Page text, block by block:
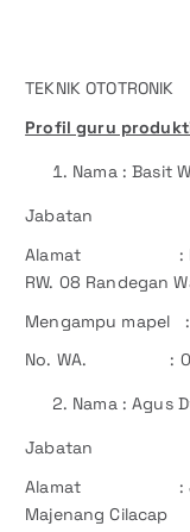
TEKNIK OTOTRONIK
Profil guru
Nama : Basit
Jabatan :
Alamat : Perum
RW. 08 Randegan
Mengampu mapel :
No. WA. :
Nama : Agus
Jabatan :
Alamat : Jl.
Majenang Cilacap